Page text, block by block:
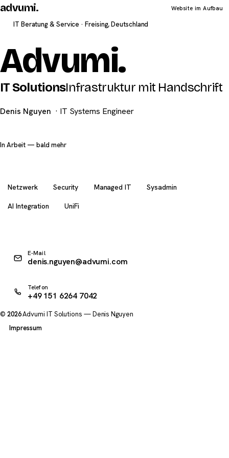
advumi. Website im Aufbau
IT Beratung & Service · Freising, Deutschland
Advumi.
IT SolutionsInfrastruktur mit Handschrift
Denis Nguyen · IT Systems Engineer
In Arbeit — bald mehr
Netzwerk Security Managed IT Sysadmin
AI Integration UniFi
E-Mail
denis.nguyen@advumi.com
Telefon
+49 151 6264 7042
© 2026Advumi IT Solutions — Denis Nguyen
Impressum